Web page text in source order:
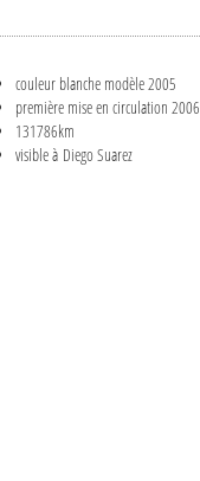
couleur blanche modèle 2005
première mise en circulation 2006
131786km
visible à Diego Suarez